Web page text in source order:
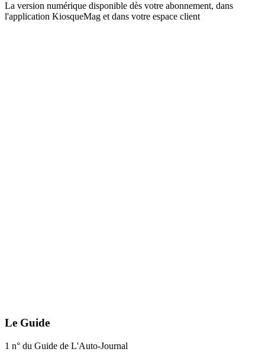
La version numérique disponible dès votre abonnement, dans
l'application KiosqueMag et dans votre espace client
Le Guide
1 n° du Guide de L'Auto-Journal